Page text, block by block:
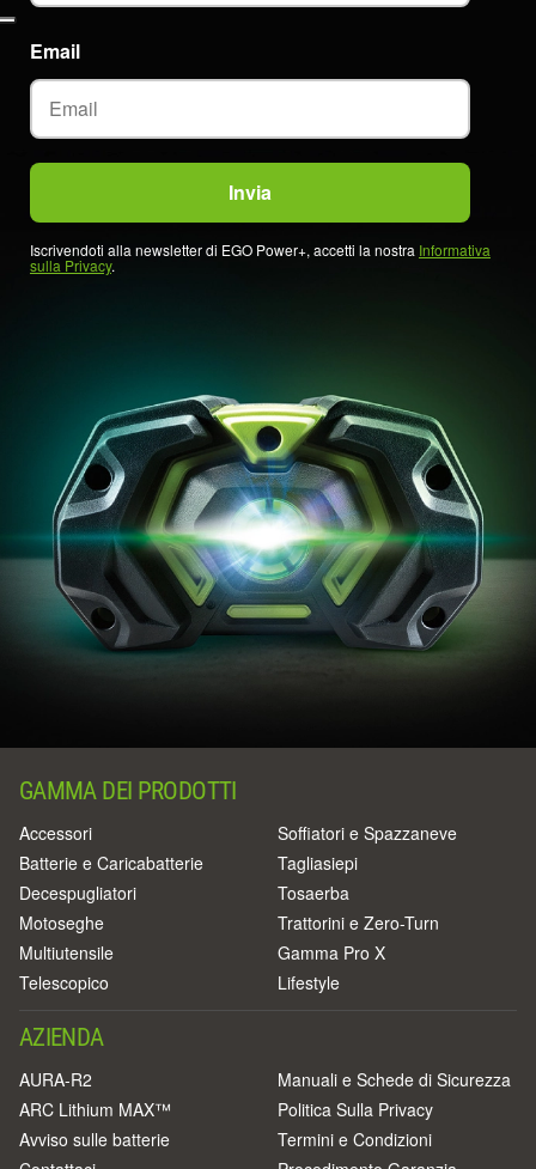
Email
Iscrivendoti alla newsletter di EGO Power+, accetti la nostra Informativa
sulla Privacy.
GAMMA DEI PRODOTTI
Accessori
Batterie e Caricabatterie
Decespugliatori
Motoseghe
Multiutensile
Telescopico
Soffiatori e Spazzaneve
Tagliasiepi
Tosaerba
Trattorini e Zero-Turn
Gamma Pro X
Lifestyle
AZIENDA
AURA-R2
ARC Lithium MAX™
Avviso sulle batterie
Manuali e Schede di Sicurezza
Politica Sulla Privacy
Termini e Condizioni